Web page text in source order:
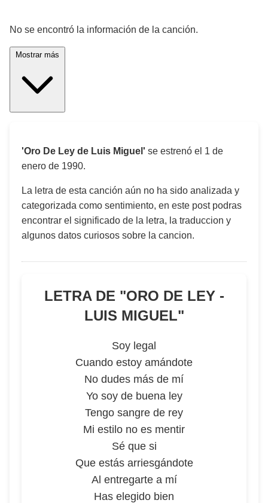
No se encontró la información de la canción.
'Oro De Ley de Luis Miguel' se estrenó el 1 de
enero de 1990.
La letra de esta canción aún no ha sido analizada y
categorizada como sentimiento, en este post podras
encontrar el significado de la letra, la traduccion y
algunos datos curiosos sobre la cancion.
LETRA DE "ORO DE LEY -
LUIS MIGUEL"
Soy legal
Cuando estoy amándote
No dudes más de mí
Yo soy de buena ley
Tengo sangre de rey
Mi estilo no es mentir
Sé que si
Que estás arriesgándote
Al entregarte a mí
Has elegido bien